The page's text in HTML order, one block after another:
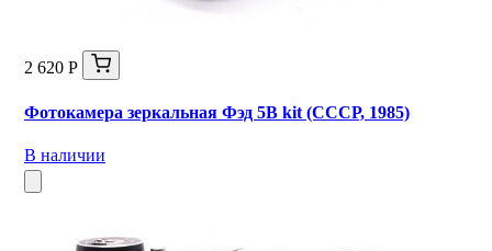
2 620 Р
Фотокамера зеркальная Фэд 5В kit (СССР, 1985)
В наличии